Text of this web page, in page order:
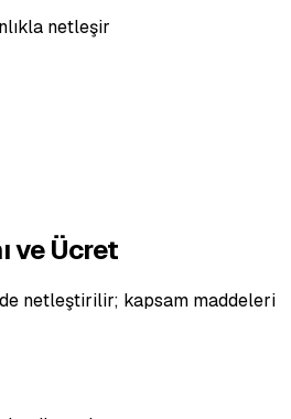
netleşir
ve Ücret
netleştirilir; kapsam maddeleri